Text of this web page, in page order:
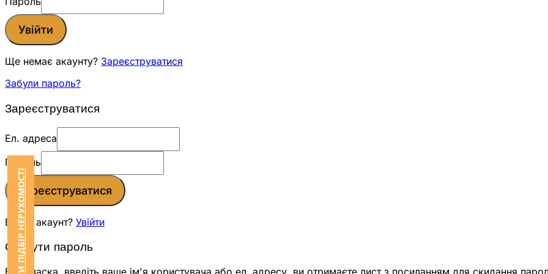
ЗАМОВИТИ ПІДБІР НЕРУХОМОСТІ
Увійти
Ще немає акаунту? Зареєструватися
Забули пароль?
Зареєструватися
Ел. адреса
Пароль
Зареєструватися
Вже є акаунт? Увійти
Скинути пароль
Будь ласка, введіть ваше ім'я користувача або ел. адресу, ви отримаєте лист з посиланням для скидання